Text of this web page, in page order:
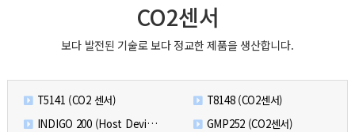
CO2센서
보다 발전된 기술로 보다 정교한 제품을 생산합니다.
T5141 (CO2 센서)
T8148 (CO2센서)
INDIGO 200 (Host Device)
GMP252 (CO2센서)